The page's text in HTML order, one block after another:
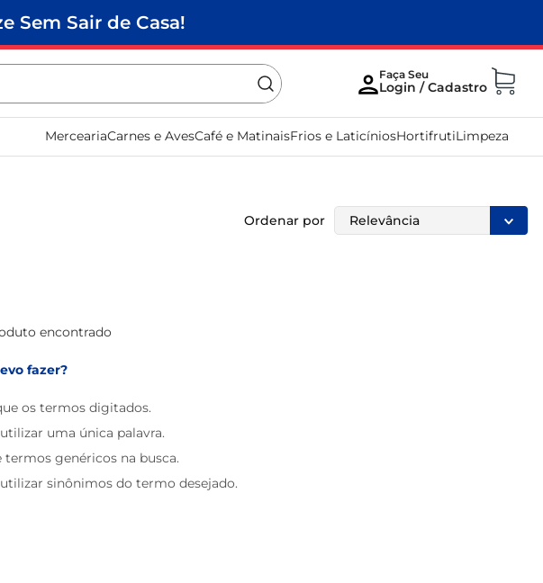
Sem Sair de Casa!
MerceariaCarnes e AvesCafé e MatinaisFrios e LaticíniosHortifrutiLimpeza
Ordenar por Relevância
encontrado
fazer?
os termos digitados.
uma única palavra.
termos genéricos na busca.
sinônimos do termo desejado.